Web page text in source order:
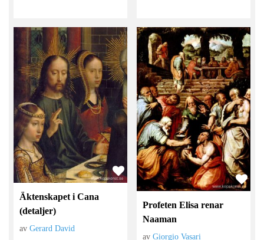
Äktenskapet i Cana
(detaljer)
avGerard David
Profeten Elisa renar
Naaman
avGiorgio Vasari